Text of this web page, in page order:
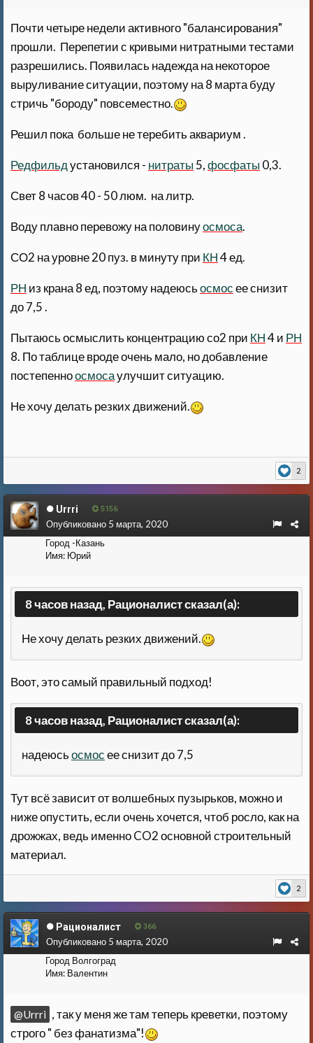
Почти четыре недели активного "балансирования"
прошли. Перепетии с кривыми нитратными тестами
разрешились. Появилась надежда на некоторое
выруливание ситуации, поэтому на 8 марта буду
стричь "бороду" повсеместно.
Решил пока больше не теребить аквариум .
Редфильдустановился - нитраты 5,фосфаты 0,3.
Свет 8 часов 40 - 50 люм. на литр.
Воду плавно перевожу на половинуосмоса.
СО2 на уровне 20 пуз. в минуту при КН4 ед.
РН из крана 8 ед, поэтому надеюсьосмосее снизит
до 7,5 .
Пытаюсь осмыслить концентрацию со2 при КН4 и РН
8. По таблице вроде очень мало, но добавление
постепенноосмосаулучшит ситуацию.
Не хочу делать резких движений.
2
Urrri 5156
Город -Казань
Имя: Юрий
Опубликовано 5 марта, 2020
8 часов назад, Рационалист сказал(а):
Не хочу делать резких движений.
Воот, это самый правильный подход!
8 часов назад, Рационалист сказал(а):
надеюсьосмосее снизит до 7,5
Тут всё зависит от волшебных пузырьков, можно и
ниже опустить, если очень хочется, чтоб росло, как на
дрожжах, ведь именно CO2 основной строительный
материал.
2
Рационалист 366
Город Волгоград
Имя: Валентин
Опубликовано 5 марта, 2020
@Urrri , так у меня же там теперь креветки, поэтому
строго " без фанатизма"!